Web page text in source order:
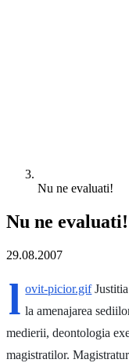
Nu ne evaluati!
Nu ne evaluati!
29.08.2007
l ovit-picior.gifJustitia
la amenajarea
medierii, deontologia
magistratilor.